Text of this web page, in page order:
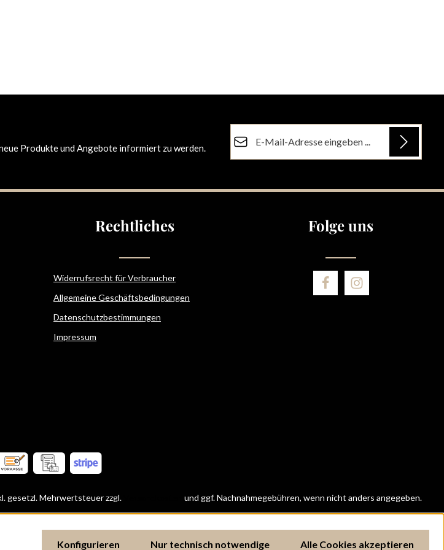
Produkte und Angebote informiert zu werden.
Ich habe dieDatenschutzbestimmungenzur
Pflichtfelder.
Rechtliches
Widerrufsrecht für Verbraucher
Allgemeine Geschäftsbedingungen
Datenschutzbestimmungen
Impressum
Folge uns
gesetzl. Mehrwertsteuer zzgl. und ggf. Nachnahmegebühren, wenn nicht anders angegeben.
Nur technisch notwendige
Konfigurieren Alle Cookies akzeptieren